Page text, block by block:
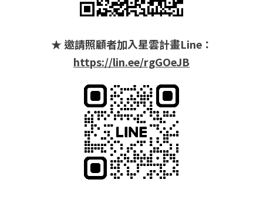
★ 邀請照顧者加入星雲計畫Line：
https://lin.ee/rgGOeJB